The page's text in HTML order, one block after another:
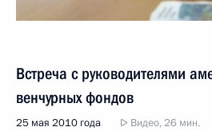
Встреча с руководителями
венчурных фондов
25 мая 2010 года Видео, 26 мин.